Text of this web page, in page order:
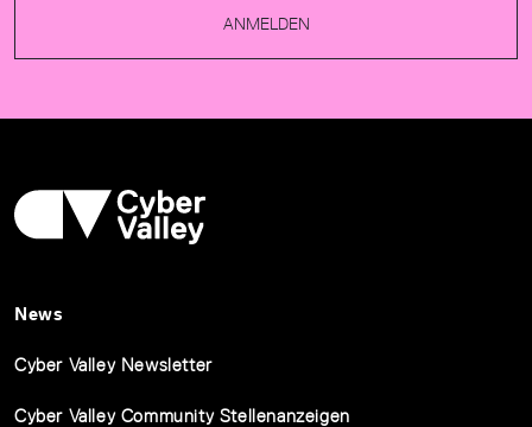
ANMELDEN
News
Cyber Valley Newsletter
Cyber Valley Community Stellenanzeigen